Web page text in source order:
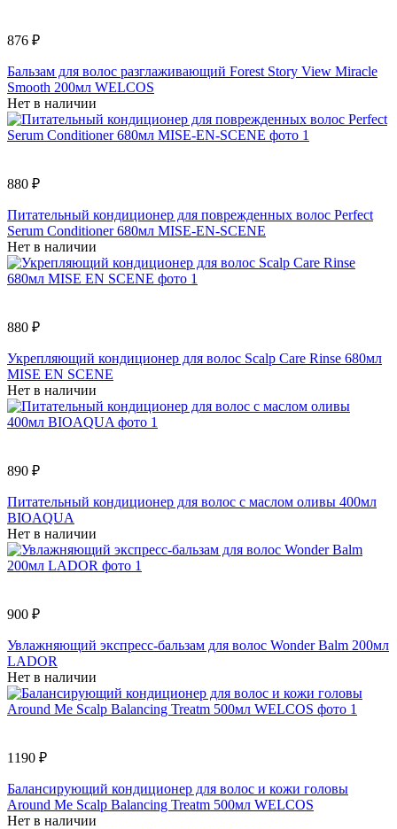
876 ₽
Бальзам для волос разглаживающий Forest Story View Miracle
Smooth 200мл WELCOS
Нет в наличии
880 ₽
Питательный кондиционер для поврежденных волос Perfect
Serum Conditioner 680мл MISE-EN-SCENE
Нет в наличии
880 ₽
Укрепляющий кондиционер для волос Scalp Care Rinse 680мл
MISE EN SCENE
Нет в наличии
890 ₽
Питательный кондиционер для волос с маслом оливы 400мл
BIOAQUA
Нет в наличии
900 ₽
Увлажняющий экспресс-бальзам для волос Wonder Balm 200мл
LADOR
Нет в наличии
1190 ₽
Балансирующий кондиционер для волос и кожи головы
Around Me Scalp Balancing Treatm 500мл WELCOS
Нет в наличии